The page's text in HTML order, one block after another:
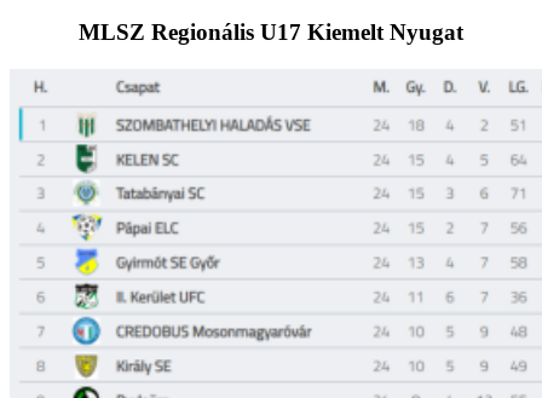
MLSZ Regionális U17 Kiemelt Nyugat